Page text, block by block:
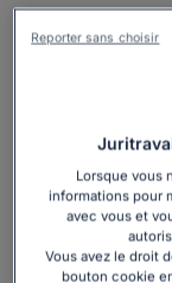
Ce dossier est
vous souhaitez
cherchez à
(cession de
vous avez
juridiques à
Lorsque vous
informations pour
avec vous et
Vous avez le droit
bouton cookie
Reporter sans choisir